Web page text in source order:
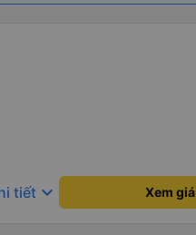
tiết keyboard_arrow_down Xem giá